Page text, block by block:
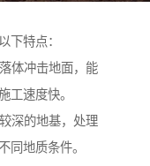
下特点：
体冲击地面，能
工速度快。
深的地基，处理
同地质条件。